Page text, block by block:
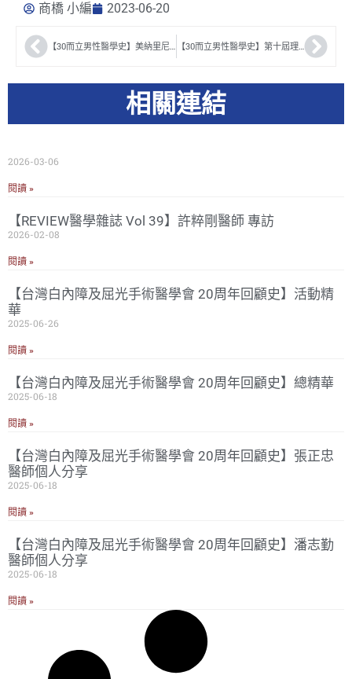
商橋 小編 2023-06-20
【30而立男性醫學史】美納里尼陳姿安 精華 【30而立男性醫學史】第十屆理事長陳煜、秘書長吳佳璋 精華
相關連結
2026-03-06
閱讀 »
【REVIEW醫學雜誌 Vol 39】許粹剛醫師 專訪
2026-02-08
閱讀 »
【台灣白內障及屈光手術醫學會 20周年回顧史】活動精
華
2025-06-26
閱讀 »
【台灣白內障及屈光手術醫學會 20周年回顧史】總精華
2025-06-18
閱讀 »
【台灣白內障及屈光手術醫學會 20周年回顧史】張正忠
醫師個人分享
2025-06-18
閱讀 »
【台灣白內障及屈光手術醫學會 20周年回顧史】潘志勤
醫師個人分享
2025-06-18
閱讀 »